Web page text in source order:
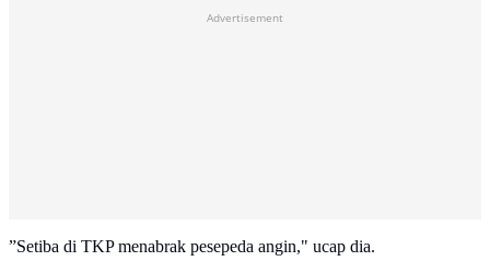
Advertisement
”Setiba di TKP menabrak pesepeda angin," ucap dia.